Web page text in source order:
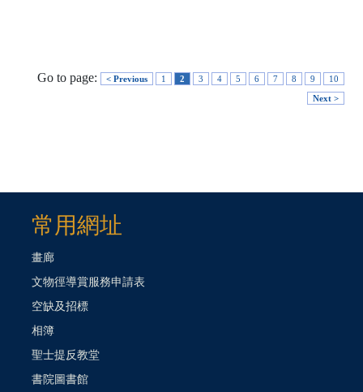
Go to page: < Previous 1 2 3 4 5 6 7 8 9
10
Next >
常用網址
畫廊
文物徑導賞服務申請表
空缺及招標
相簿
聖士提反教堂
書院圖書館